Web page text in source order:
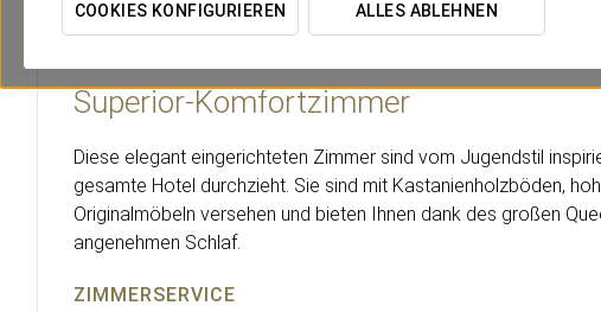
COOKIES KONFIGURIEREN ALLES ABLEHNEN
Superior-Komfortzimmer
Diese elegant eingerichteten Zimmer sind vom Jugendstil
gesamte Hotel durchzieht. Sie sind mit Kastanienholzböden,
Originalmöbeln versehen und bieten Ihnen dank des großen
angenehmen Schlaf.
ZIMMERSERVICE